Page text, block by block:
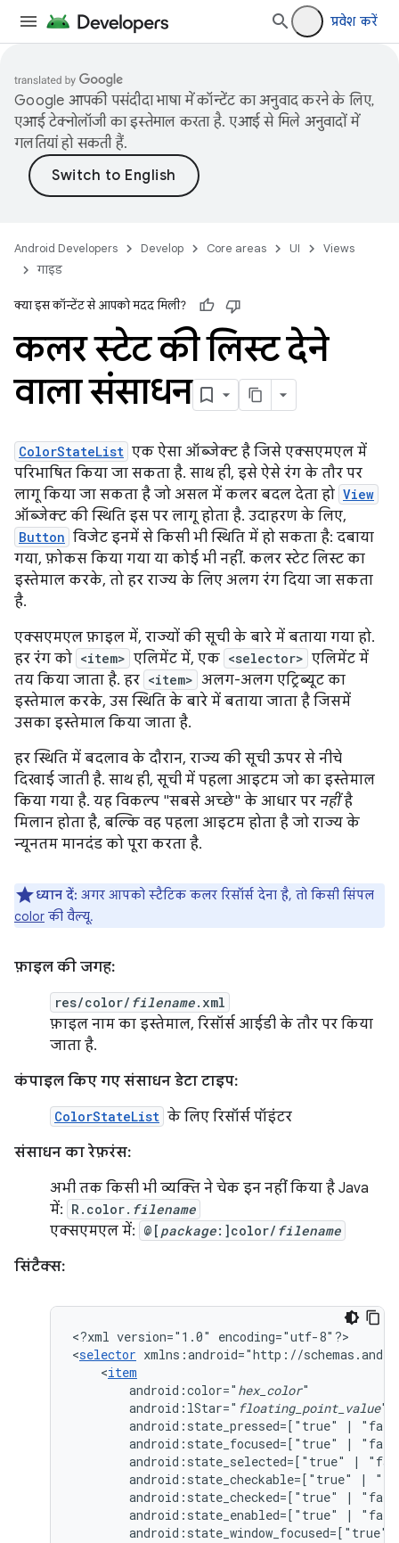
प्रवेश करें
Google आपकी पसंदीदा भाषा में कॉन्टेंट का अनुवाद करने के लिए,
एआई टेक्नोलॉजी का इस्तेमाल करता है. एआई से मिले अनुवादों में
गलतियां हो सकती हैं.
Android Developers Develop Core areas UI
Views
गाइड
क्या इस कॉन्टेंट से आपको मदद मिली?
कलर स्टेट की लिस्ट देने
वाला संसाधन
ColorStateList एक ऐसा ऑब्जेक्ट है जिसे एक्सएमएल में
परिभाषित किया जा सकता है. साथ ही, इसे ऐसे रंग के तौर पर
लागू किया जा सकता है जो असल में कलर बदल देता हो View
ऑब्जेक्ट की स्थिति इस पर लागू होता है. उदाहरण के लिए,
Button विजेट इनमें से किसी भी स्थिति में हो सकता है: दबाया
गया, फ़ोकस किया गया या कोई भी नहीं. कलर स्टेट लिस्ट का
इस्तेमाल करके, तो हर राज्य के लिए अलग रंग दिया जा सकता
है.
एक्सएमएल फ़ाइल में, राज्यों की सूची के बारे में बताया गया हो.
हर रंग को <item> एलिमेंट में, एक <selector> एलिमेंट में
तय किया जाता है. हर <item> अलग-अलग एट्रिब्यूट का
इस्तेमाल करके, उस स्थिति के बारे में बताया जाता है जिसमें
उसका इस्तेमाल किया जाता है.
हर स्थिति में बदलाव के दौरान, राज्य की सूची ऊपर से नीचे
दिखाई जाती है. साथ ही, सूची में पहला आइटम जो का इस्तेमाल
किया गया है. यह विकल्प "सबसे अच्छे" के आधार पर नहींहै
मिलान होता है, बल्कि वह पहला आइटम होता है जो राज्य के
न्यूनतम मानदंड को पूरा करता है.
ध्यान दें: अगर आपको स्टैटिक कलर रिसॉर्स देना है, तो किसी सिंपल
color की वैल्यू.
फ़ाइल की जगह:
res/color/ filename.xml
फ़ाइल नाम का इस्तेमाल, रिसॉर्स आईडी के तौर पर किया
जाता है.
कंपाइल किए गए संसाधन डेटा टाइप:
ColorStateList के लिए रिसॉर्स पॉइंटर
संसाधन का रेफ़रंस:
अभी तक किसी भी व्यक्ति ने चेक इन नहीं किया है Java
में: R.color. filename
एक्सएमएल में: @[ package:]color/ filename
सिंटैक्स:
<?xml version="1.0"
encoding="utf-8"?>
<selector xmlns:android="http://
<item
android:color=" hex_color
android:lStar=" floating_point_value
android:state_pressed=["true"
|
android:state_focused=["true"
|
android:state_selected=["true"
|
android:state_checkable=["true"
|
android:state_checked=["true"
|
android:state_enabled=["true"
|
android:state_window_focused=["true"